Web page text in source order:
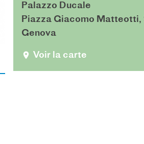
Palazzo Ducale
Piazza Giacomo Matteotti,
Genova
Voir la carte